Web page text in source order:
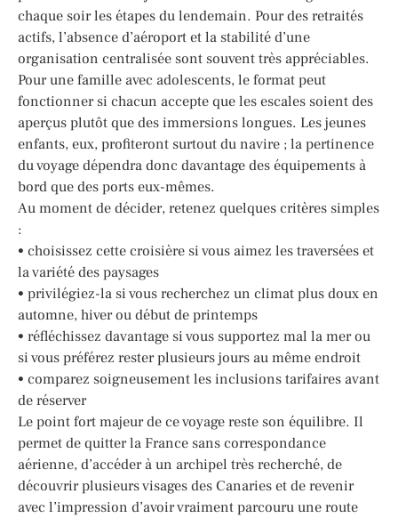
chaque soir les étapes du lendemain. Pour des retraités
actifs, l’absence d’aéroport et la stabilité d’une
organisation centralisée sont souvent très appréciables.
Pour une famille avec adolescents, le format peut
fonctionner si chacun accepte que les escales soient des
aperçus plutôt que des immersions longues. Les jeunes
enfants, eux, profiteront surtout du navire ; la pertinence
du voyage dépendra donc davantage des équipements à
bord que des ports eux-mêmes.
Au moment de décider, retenez quelques critères simples
:
• choisissez cette croisière si vous aimez les traversées et
la variété des paysages
• privilégiez-la si vous recherchez un climat plus doux en
automne, hiver ou début de printemps
• réfléchissez davantage si vous supportez mal la mer ou
si vous préférez rester plusieurs jours au même endroit
• comparez soigneusement les inclusions tarifaires avant
de réserver
Le point fort majeur de ce voyage reste son équilibre. Il
permet de quitter la France sans correspondance
aérienne, d’accéder à un archipel très recherché, de
découvrir plusieurs visages des Canaries et de revenir
avec l’impression d’avoir vraiment parcouru une route